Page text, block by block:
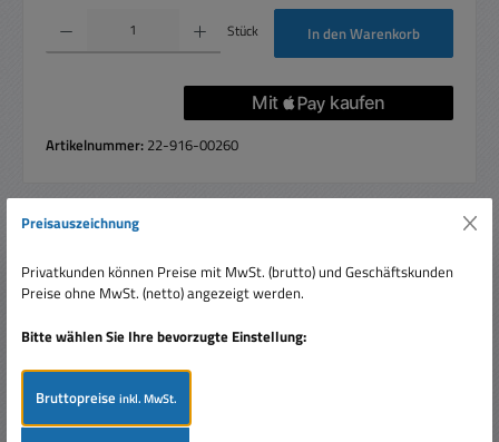
Produkt Anzahl: Gib den gewünschten Wert ein oder benutze die Schaltflächen um
Stück In den Warenkorb
Artikelnummer: 22-916-00260
Varistor 175Vac / 225Vdc 5,6W S05K175 VDR stehend Ideal
für den Schutz von Überspannung bei elektrischen
Bewertungen
Preisauszeichnung
Privatkunden können Preise mit MwSt. (brutto) und Geschäftskunden
Preise ohne MwSt. (netto) angezeigt werden.
Bitte wählen Sie Ihre bevorzugte Einstellung:
Bruttopreiseinkl. MwSt.